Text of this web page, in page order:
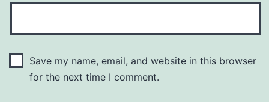
Save my name, email, and website in this browser
for the next time I comment.